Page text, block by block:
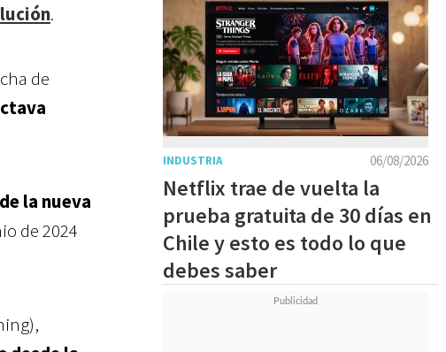
.
de
la nueva
de 2024
06/08/2026
INDUSTRIA
Netflix trae de vuelta la
prueba gratuita de 30 días en
Chile y esto es todo lo que
debes saber